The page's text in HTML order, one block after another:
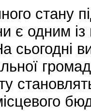
стану
є одним із